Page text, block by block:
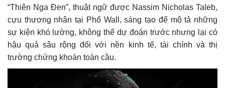
“Thiên Nga Đen”, thuật ngữ được Nassim Nicholas Taleb,
cựu thương nhân tại Phố Wall, sáng tạo để mô tả những
sự kiện khó lường, không thể dự đoán trước nhưng lại có
hậu quả sâu rộng đối với nền kinh tế, tài chính và thị
trường chứng khoán toàn cầu.